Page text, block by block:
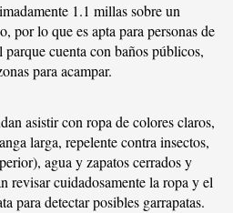
1.1 millas sobre un
por lo que es apta para personas de
parque cuenta con baños públicos,
para acampar.
asistir con ropa de colores claros,
larga, repelente contra insectos,
agua y zapatos cerrados y
revisar cuidadosamente la ropa y el
para detectar posibles garrapatas.